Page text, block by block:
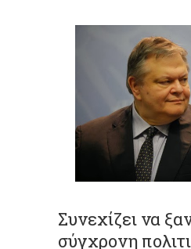
Συνεχίζει να
σύγχρονη